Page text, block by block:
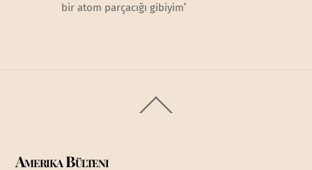
bir atom parçacığı gibiyim’
To
Amerika Bülteni